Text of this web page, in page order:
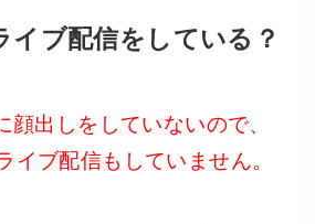
イブ配信をしている？
出しをしていないので、
イブ配信もしていません。